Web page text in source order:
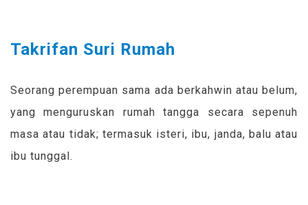
Takrifan Suri Rumah
Seorang perempuan sama ada berkahwin atau belum,
yang menguruskan rumah tangga secara sepenuh
masa atau tidak; termasuk isteri, ibu, janda, balu atau
ibu tunggal.